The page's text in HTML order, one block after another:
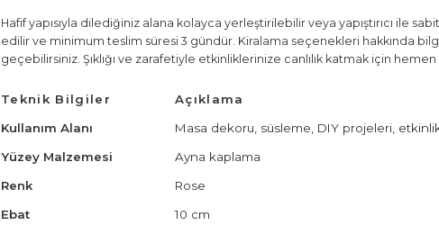
Hafif yapısıyla dilediğiniz alana kolayca yerleştirilebilir veya yapıştırıcı ile
edilir ve minimum teslim süresi 3 gündür. Kiralama seçenekleri hakkında
geçebilirsiniz. Şıklığı ve zarafetiyle etkinliklerinize canlılık katmak için
Teknik Bilgiler
Açıklama
Kullanım Alanı
Masa dekoru, süsleme, DIY projeleri,
Yüzey Malzemesi
Ayna kaplama
Renk
Rose
Ebat
10 cm